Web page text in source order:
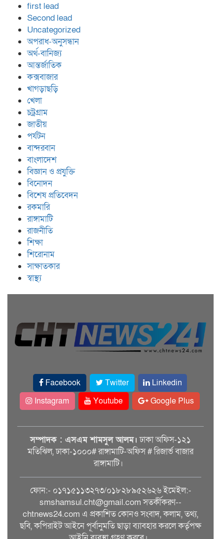
first lead
Second lead
Uncategorized
অপরাধ-অনুসন্ধান
অর্থ-বানিজ্য
আন্তর্জাতিক
কক্সবাজার
খাগড়াছড়ি
খেলা
চট্রগ্রাম
জাতীয়
পর্যটন
বান্দরবান
বাংলাদেশ
বিজ্ঞান ও প্রযুক্তি
বিনোদন
বিশেষ প্রতিবেদন
রকমারি
রাঙ্গামাটি
রাজনীতি
শিক্ষা
শিরোনাম
সাক্ষাতকার
স্বাস্থ্য
Facebook Twitter
Linkedin
Instagram
Youtube Google Plus
সম্পাদক : এসএম শামসুল আলম। ঢাকা অফিস-১২১
মতিঝিল, ঢাকা-১০০০# রাঙ্গামাটি-অফিস # রিজার্ভ বাজার
রাঙ্গামাটি।
ফোন:- ০১৭১৫১১৩২৭৩/০১৮২৮৯৫২৬২৬ ইমেইল:-
smshamsul.cht@gmail.com সতর্কীকরণ--
chtnews24.com এ প্রকাশিত কোনও সংবাদ, কলাম, তথ্য,
ছবি, কপিরাইট আইনে পূর্বানুমতি ছাড়া ব্যাবহার করলে কর্তৃপক্ষ